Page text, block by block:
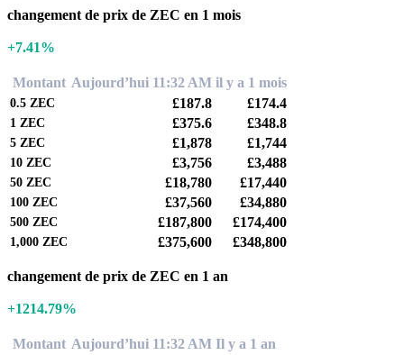
changement de prix de ZEC en 1 mois
+7.41%
Montant Aujourd’hui 11:32 AM il y a 1 mois
0.5 ZEC £187.8 £174.4
1 ZEC £375.6 £348.8
5 ZEC £1,878 £1,744
10 ZEC £3,756 £3,488
50 ZEC £18,780 £17,440
100 ZEC £37,560 £34,880
500 ZEC £187,800 £174,400
1,000 ZEC £375,600 £348,800
changement de prix de ZEC en 1 an
+1214.79%
Montant Aujourd’hui 11:32 AM Il y a 1 an